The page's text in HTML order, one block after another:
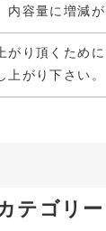
内容量に増減が
がり頂くため
上がり下さい。
テゴリー